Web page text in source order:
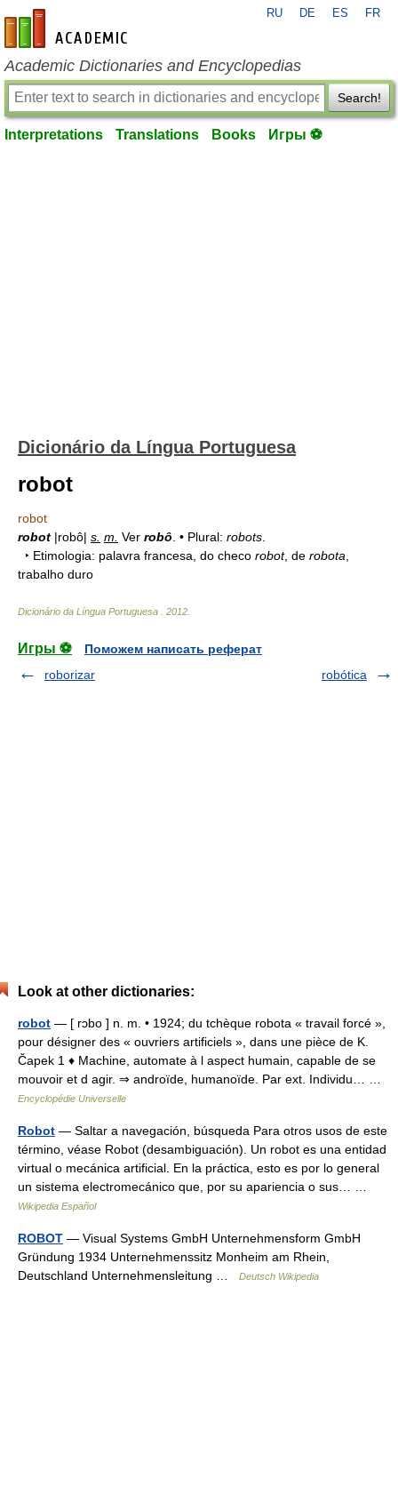
en-academic.com
RU DE ES FR
Academic Dictionaries and Encyclopedias
Search!
Interpretations Translations Books Игры ⚽
Dicionário da Língua Portuguesa
robot
robot
robot |robô| s. m. Ver robô . • Plural: robots
‣ Etimologia: palavra francesa, do checo robot, de robota
trabalho duro
Dicionário da Língua Portuguesa 2012
Игры ⚽
Поможем написать реферат
roborizar
robótica
Look at other dictionaries:
robot — [ rɔbo ] n. m. • 1924; du tchèque robota « travail forcé »,
pour désigner des « ouvriers artificiels », dans une pièce de K.
Čapek 1 ♦ Machine, automate à l aspect humain, capable de se
mouvoir et d agir. ⇒ androïde, humanoïde. Par ext. Individu… …
Encyclopédie Universelle
Robot — Saltar a navegación, búsqueda Para otros usos de este
término, véase Robot (desambiguación). Un robot es una entidad
virtual o mecánica artificial. En la práctica, esto es por lo general
un sistema electromecánico que, por su apariencia o sus… …
Wikipedia Español
ROBOT — Visual Systems GmbH Unternehmensform GmbH
Gründung 1934 Unternehmenssitz Monheim am Rhein,
Deutschland Unternehmensleitung …
Deutsch Wikipedia